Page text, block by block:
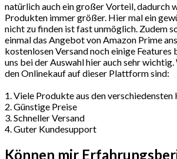
natürlich auch ein großer Vorteil, dadurch
Produkten immer größer. Hier mal ein
nicht zu finden ist fast unmöglich. Zudem
einmal das Angebot von Amazon Prime
kostenlosen Versand noch einige
uns bei der Auswahl hier auch sehr
den Onlinekauf auf dieser Plattform sind:
1. Viele Produkte aus den
2. Günstige Preise
3. Schneller Versand
4. Guter Kundesupport
Können mir